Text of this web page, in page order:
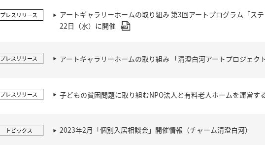
プレスリリース
アートギャラリーホームの取り組み 第3回アートプログラム「ス
22日（水）に開催
プレスリリース アートギャラリーホームの取り組み 「清澄白河アートプロジェク
プレスリリース 子どもの貧困問題に取り組むNPO法人と有料老人ホームを運営す
トピックス 2023年2月「個別入居相談会」開催情報（チャーム清澄白河）